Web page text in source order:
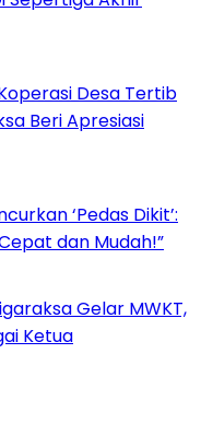
Desa Tertib
Beri Apresiasi
‘Pedas Dikit’:
dan Mudah!”
Gelar MWKT,
Ketua